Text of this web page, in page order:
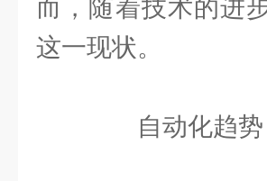
而，随着技术的进
这一现状。
自动化趋势